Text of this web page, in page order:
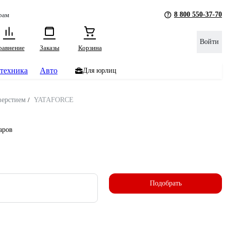
8 800 550-37-70
Заказы Корзина
Войти
Авто Для юрлиц
/ YATAFORCE
Подобрать